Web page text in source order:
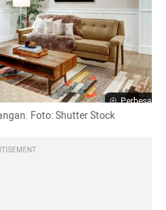
Perbesar
Foto: Shutter Stock